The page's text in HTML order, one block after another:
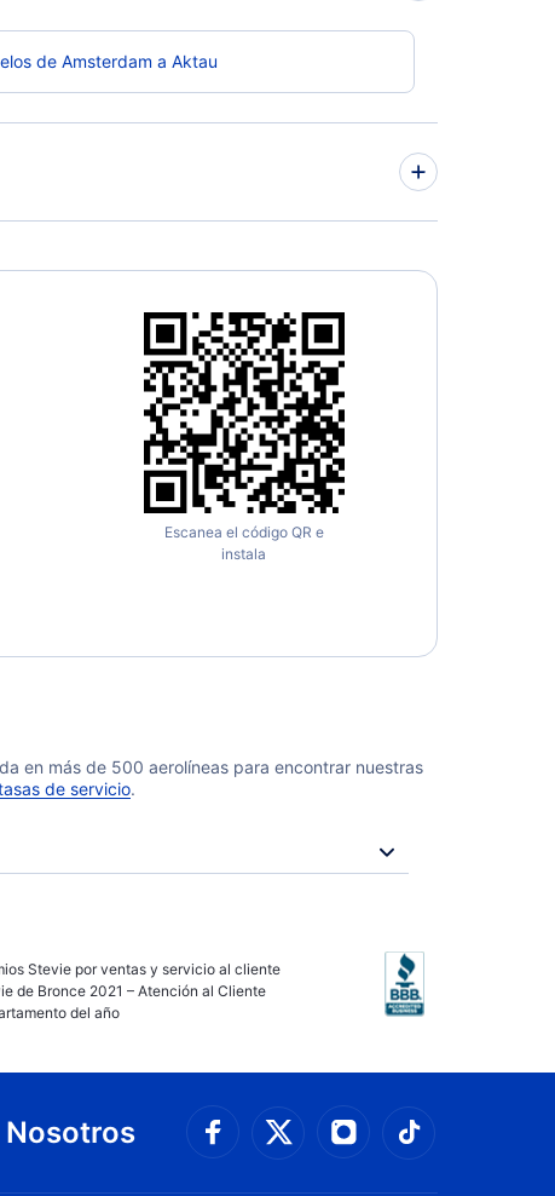
de Amsterdam a Aktau
Escanea el código QR e
instala
en más de 500 aerolíneas para encontrar nuestras
de servicio.
Stevie por ventas y servicio al cliente
de Bronce 2021 – Atención al Cliente
del año
Conéctate con
Conéctate con
Connect with